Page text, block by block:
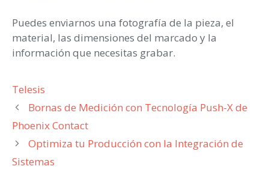
Puedes enviarnos una fotografía de la pieza, el
material, las dimensiones del marcado y la
información que necesitas grabar.
Categorías
Telesis
Bornas de Medición con Tecnología Push-X de
Phoenix Contact
Optimiza tu Producción con la Integración de
Sistemas